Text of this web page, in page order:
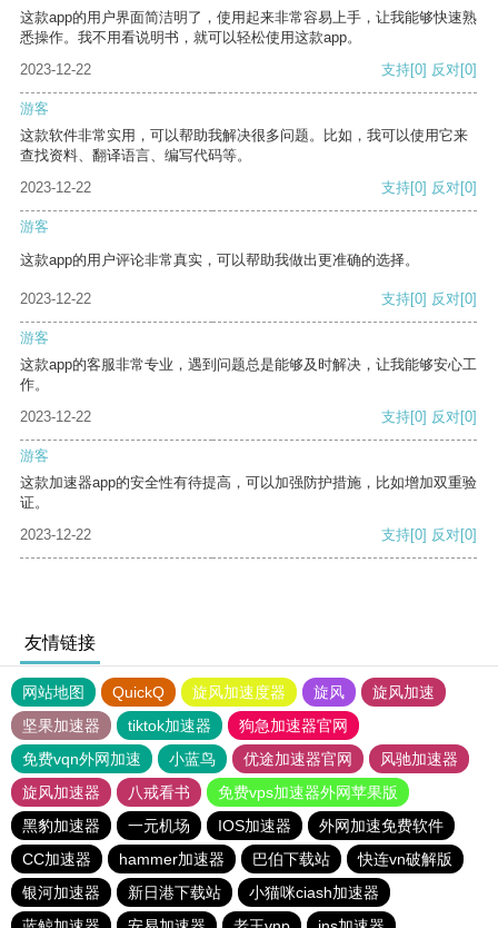
这款app的用户界面简洁明了，使用起来非常容易上手，让我能够快速熟
悉操作。我不用看说明书，就可以轻松使用这款app。
2023-12-22
支持[0] 反对[0]
游客
这款软件非常实用，可以帮助我解决很多问题。比如，我可以使用它来
查找资料、翻译语言、编写代码等。
2023-12-22
支持[0] 反对[0]
游客
这款app的用户评论非常真实，可以帮助我做出更准确的选择。
2023-12-22 支持[0] 反对[0]
游客
这款app的客服非常专业，遇到问题总是能够及时解决，让我能够安心工
作。
2023-12-22
支持[0] 反对[0]
游客
这款加速器app的安全性有待提高，可以加强防护措施，比如增加双重验
证。
2023-12-22
支持[0] 反对[0]
友情链接
网站地图 QuickQ 旋风加速度器 旋风
旋风加速
坚果加速器
tiktok加速器
狗急加速器官网
免费vqn外网加速
小蓝鸟 优途加速器官网
风驰加速器
旋风加速器
八戒看书
免费vps加速器外网苹果版
黑豹加速器
一元机场 IOS加速器
外网加速免费软件
CC加速器
hammer加速器 巴伯下载站
快连vn破解版
银河加速器
新日港下载站
小猫咪ciash加速器